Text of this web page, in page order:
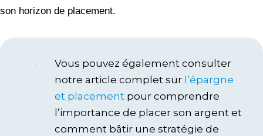
son horizon de placement.
Vous pouvez également consulter
notre article complet sur l’épargne
et placement pour comprendre
l’importance de placer son argent et
comment bâtir une stratégie de